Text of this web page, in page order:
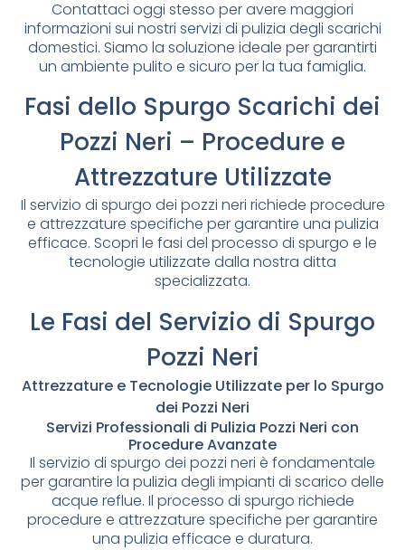
Contattaci oggi stesso per avere maggiori
informazioni sui nostri servizi di pulizia degli scarichi
domestici. Siamo la soluzione ideale per garantirti
un ambiente pulito e sicuro per la tua famiglia.
Fasi dello Spurgo Scarichi dei
Pozzi Neri – Procedure e
Attrezzature Utilizzate
Il servizio di spurgo dei pozzi neri richiede procedure
e attrezzature specifiche per garantire una pulizia
efficace. Scopri le fasi del processo di spurgo e le
tecnologie utilizzate dalla nostra ditta
specializzata.
Le Fasi del Servizio di Spurgo
Pozzi Neri
Attrezzature e Tecnologie Utilizzate per lo Spurgo
dei Pozzi Neri
Servizi Professionali di Pulizia Pozzi Neri con
Procedure Avanzate
Il servizio di spurgo dei pozzi neri è fondamentale
per garantire la pulizia degli impianti di scarico delle
acque reflue. Il processo di spurgo richiede
procedure e attrezzature specifiche per garantire
una pulizia efficace e duratura.